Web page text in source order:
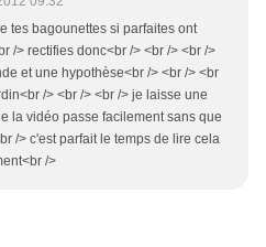
tes bagounettes si parfaites ont
/> rectifies donc<br /> <br /> <br />
et une hypothèse<br /> <br /> <br
/> <br /> <br /> je laisse une
la vidéo passe facilement sans que
/> c'est parfait le temps de lire cela
/>